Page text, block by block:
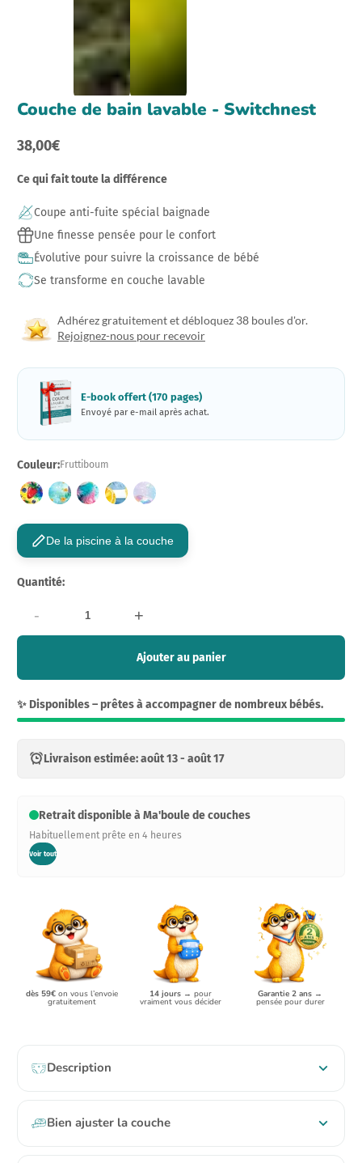
Couche de bain lavable - Switchnest
Prix
normal
38,00€
Ce qui fait toute la différence
Coupe anti-fuite spécial baignade
Une finesse pensée pour le confort
Évolutive pour suivre la croissance de bébé
Se transforme en couche lavable
Adhérez gratuitement et débloquez 38 boules d'or.
Rejoignez-nous pour recevoir
E-book offert (170 pages)
Envoyé par e-mail après achat.
Couleur:Fruttiboum
De la piscine à la couche
Quantité:
- +
Ajouter au panier
✨ Disponibles – prêtes à accompagner de nombreux bébés.
Livraison estimée: août 13 - août 17
Retrait disponible à Ma'boule de couches
Habituellement prête en 4 heures
Voir tout
dès 59€ on vous l’envoie
gratuitement
14 jours → pour
vraiment vous décider
Garantie 2 ans →
pensée pour durer
Description
Bien ajuster la couche